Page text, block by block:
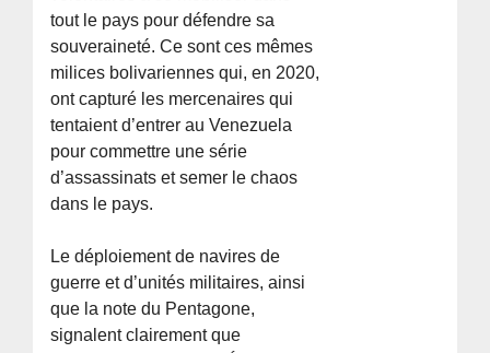
tout le pays pour défendre sa
souveraineté. Ce sont ces mêmes
milices bolivariennes qui, en 2020,
ont capturé les mercenaires qui
tentaient d’entrer au Venezuela
pour commettre une série
d’assassinats et semer le chaos
dans le pays.
Le déploiement de navires de
guerre et d’unités militaires, ainsi
que la note du Pentagone,
signalent clairement que